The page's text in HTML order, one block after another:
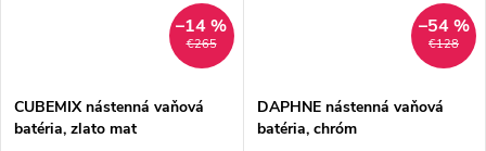
€265
–14 %
CUBEMIX nástenná vaňová
batéria, zlato mat
€128
–54 %
DAPHNE nástenná vaňová
batéria, chróm